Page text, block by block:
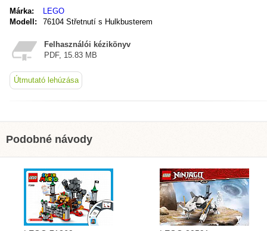
Márka:
LEGO
Modell:
76104 Střetnutí s Hulkbusterem
Felhasználói kézikönyv
PDF, 15.83 MB
Útmutató lehúzása
Podobné návody